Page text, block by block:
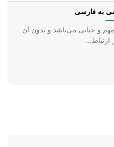
به فارسی
و حیاتی می‌باشد و بدون آن
ارتباط...